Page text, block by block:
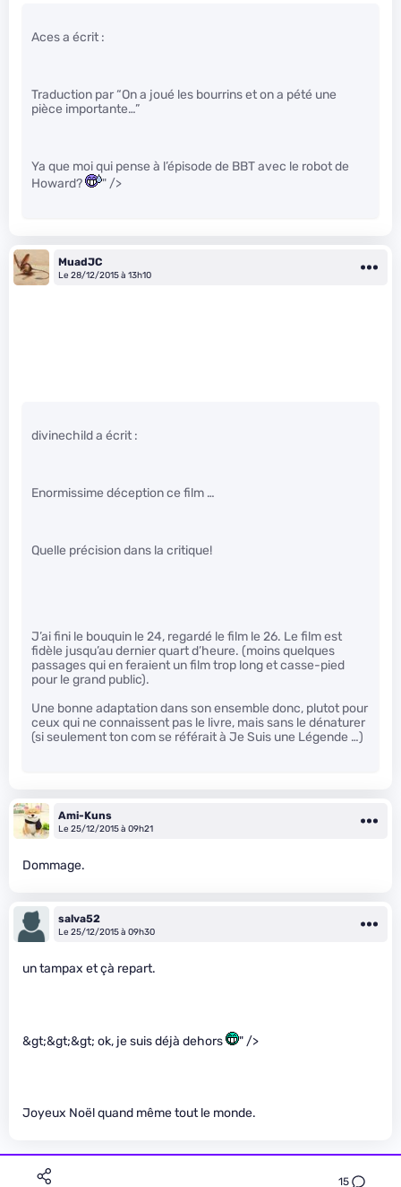
15
Aces a écrit :
Traduction par “On a joué les bourrins et on a pété une
pièce importante…”
Ya que moi qui pense à l’épisode de BBT avec le robot de
Howard?
" />
MuadJC
Le 28/12/2015 à 13h10
divinechild a écrit :
Enormissime déception ce film …
Quelle précision dans la critique!
J’ai fini le bouquin le 24, regardé le film le 26. Le film est
fidèle jusqu’au dernier quart d’heure. (moins quelques
passages qui en feraient un film trop long et casse-pied
pour le grand public).
Une bonne adaptation dans son ensemble donc, plutot pour
ceux qui ne connaissent pas le livre, mais sans le dénaturer
(si seulement ton com se référait à Je Suis une Légende …)
Ami-Kuns
Le 25/12/2015 à 09h21
Dommage.
salva52
Le 25/12/2015 à 09h30
un tampax et çà repart.
&gt;&gt;&gt; ok, je suis déjà dehors " />
Joyeux Noël quand même tout le monde.